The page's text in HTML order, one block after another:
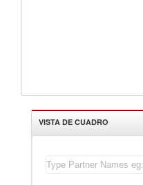
VISTA DE CUADRO